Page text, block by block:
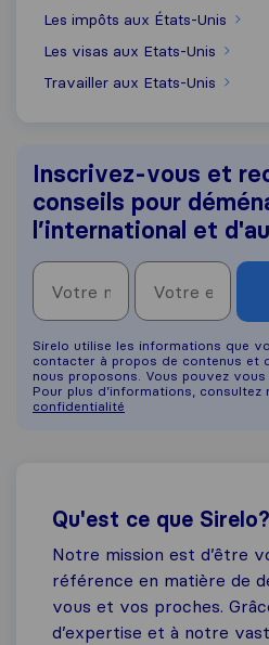
Les impôts aux États-Unis
Les visas aux Etats-Unis
Travailler aux Etats-Unis
Inscrivez-vous et
conseils pour
l’international et
Sirelo utilise les informations que
contacter à propos de contenus et
nous proposons. Vous pouvez
Pour plus d’informations, consultez
confidentialité
Qu'est ce que Sirelo?
Notre mission est d’être
référence en matière de
vous et vos proches.
d’expertise et à notre